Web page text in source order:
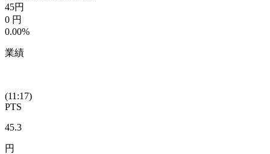
45円
0 円
0.00%
業績
(11:17)
PTS
45.3
円